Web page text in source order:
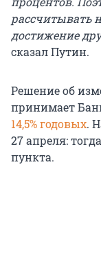
рассчитывать
достижение
сказал Путин.
Решение об
принимает
14,5% годовых.
27 апреля:
пункта.